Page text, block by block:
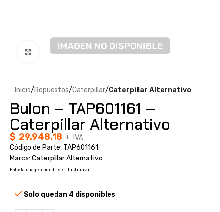
Clic para ampliar
Inicio Repuestos Caterpillar Caterpillar Alternativo
Bulon – TAP601161 –
Caterpillar Alternativo
$ 29.948,18 + IVA
Código de Parte: TAP601161
Marca: Caterpillar Alternativo
Foto: la imagen puede ser Ilustrativa.
Solo quedan 4 disponibles